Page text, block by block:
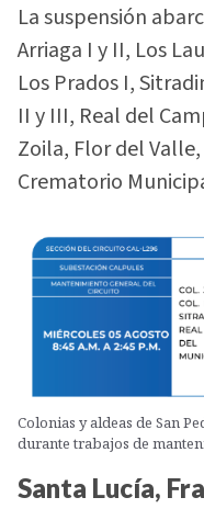
La suspensión
Arriaga I y II, Los
Los Prados I,
II y III, Real del
Zoila, Flor del
Crematorio
Colonias y aldeas de San
durante trabajos de
Santa Lucía,